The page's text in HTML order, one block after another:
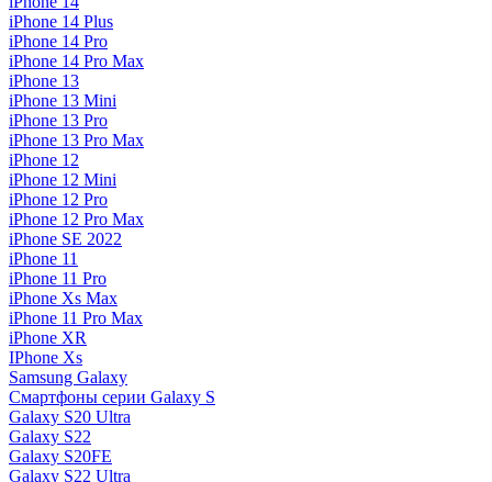
iPhone 14 Plus
iPhone 14 Pro
iPhone 14 Pro Max
iPhone 13
iPhone 13 Mini
iPhone 13 Pro
iPhone 13 Pro Max
iPhone 12
iPhone 12 Mini
iPhone 12 Pro
iPhone 12 Pro Max
iPhone SE 2022
iPhone 11
iPhone 11 Pro
iPhone Xs Max
iPhone 11 Pro Max
iPhone XR
IPhone Xs
Samsung Galaxy
Смартфоны серии Galaxy S
Galaxy S20 Ultra
Galaxy S22
Galaxy S20FE
Galaxy S22 Ultra